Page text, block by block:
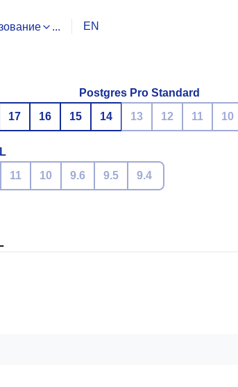
... EN
Postgres Pro Standard
17 16 15 14 13 12 11 10
11 10 9.6 9.5 9.4